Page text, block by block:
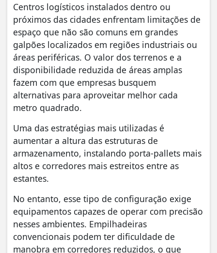
Centros logísticos instalados dentro ou
próximos das cidades enfrentam limitações de
espaço que não são comuns em grandes
galpões localizados em regiões industriais ou
áreas periféricas. O valor dos terrenos e a
disponibilidade reduzida de áreas amplas
fazem com que empresas busquem
alternativas para aproveitar melhor cada
metro quadrado.
Uma das estratégias mais utilizadas é
aumentar a altura das estruturas de
armazenamento, instalando porta-pallets mais
altos e corredores mais estreitos entre as
estantes.
No entanto, esse tipo de configuração exige
equipamentos capazes de operar com precisão
nesses ambientes. Empilhadeiras
convencionais podem ter dificuldade de
manobra em corredores reduzidos, o que